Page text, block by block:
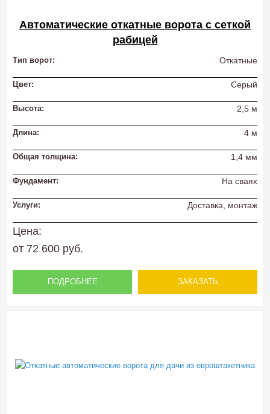
Автоматические откатные ворота с сеткой
рабицей
Тип ворот: Откатные
Цвет: Серый
Высота: 2,5 м
Длина: 4 м
Общая толщина: 1,4 мм
Фундамент: На сваях
Услуги: Доставка, монтаж
Цена:
от 72 600 руб.
ПОДРОБНЕЕ ЗАКАЗАТЬ